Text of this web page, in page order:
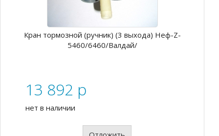
Кран тормозной (ручник) (3 выхода) Неф-Z-
5460/6460/Валдай/
13 892 p
нет в наличии